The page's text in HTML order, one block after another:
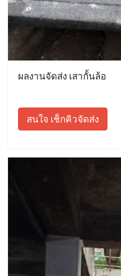
ผลงานจัดส่ง เสากั้นล้อ
สนใจ เช็กคิวจัดส่ง